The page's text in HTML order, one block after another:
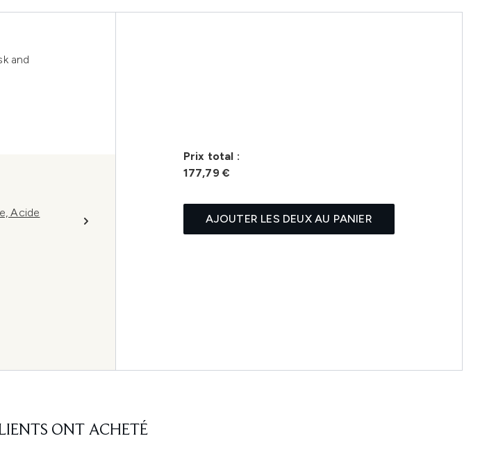
and
Acide
Prix ​​total :
177,79 €
AJOUTER LES DEUX AU PANIER
ONT ACHETÉ